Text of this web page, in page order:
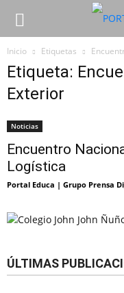
Inicio Etiquetas
Etiqueta:
Exterior
Noticias
Encuentro
Logística
Portal Educa | Grupo Prensa
ÚLTIMAS